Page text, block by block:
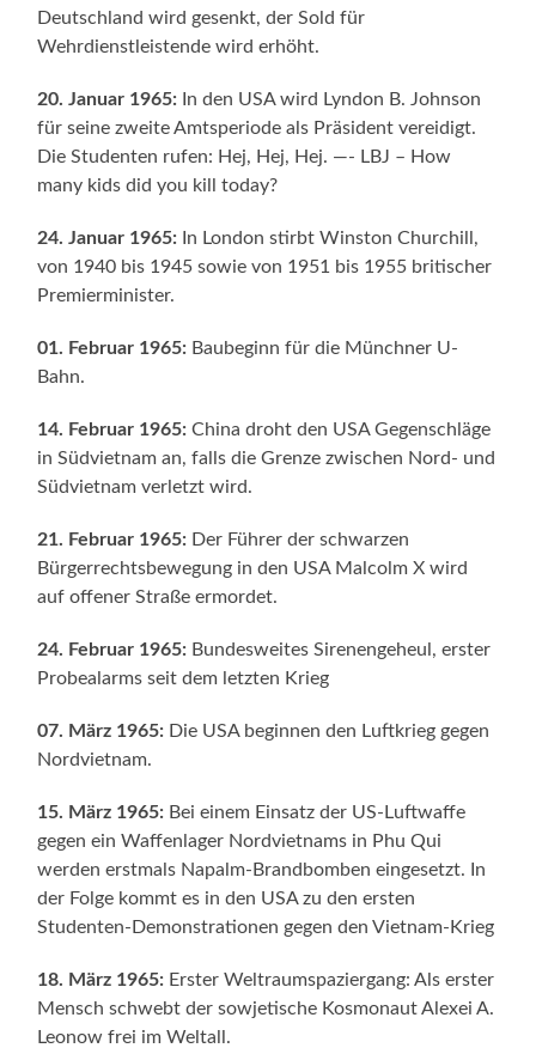
Deutschland wird gesenkt, der Sold für
Wehrdienstleistende wird erhöht.
20. Januar 1965: In den USA wird Lyndon B. Johnson
für seine zweite Amtsperiode als Präsident vereidigt.
Die Studenten rufen: Hej, Hej, Hej. —- LBJ – How
many kids did you kill today?
24. Januar 1965: In London stirbt Winston Churchill,
von 1940 bis 1945 sowie von 1951 bis 1955 britischer
Premierminister.
01. Februar 1965: Baubeginn für die Münchner U-
Bahn.
14. Februar 1965: China droht den USA Gegenschläge
in Südvietnam an, falls die Grenze zwischen Nord- und
Südvietnam verletzt wird.
21. Februar 1965: Der Führer der schwarzen
Bürgerrechtsbewegung in den USA Malcolm X wird
auf offener Straße ermordet.
24. Februar 1965: Bundesweites Sirenengeheul, erster
Probealarms seit dem letzten Krieg
07. März 1965: Die USA beginnen den Luftkrieg gegen
Nordvietnam.
15. März 1965: Bei einem Einsatz der US-Luftwaffe
gegen ein Waffenlager Nordvietnams in Phu Qui
werden erstmals Napalm-Brandbomben eingesetzt. In
der Folge kommt es in den USA zu den ersten
Studenten-Demonstrationen gegen den Vietnam-Krieg
18. März 1965: Erster Weltraumspaziergang: Als erster
Mensch schwebt der sowjetische Kosmonaut Alexei A.
Leonow frei im Weltall.